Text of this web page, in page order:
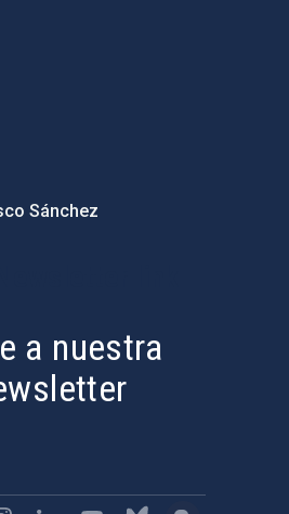
Sánchez
a nuestra